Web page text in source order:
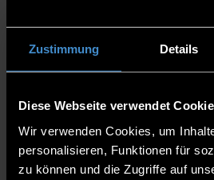
Zustimmung Details
Diese Webseite verwendet
Wir verwenden Cookies, um
personalisieren, Funktionen für
zu können und die Zugriffe auf
Rechnertechnik
und
Sustainable Production & Energy